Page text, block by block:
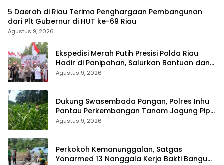
5 Daerah di Riau Terima Penghargaan Pembangunan
dari Plt Gubernur di HUT ke-69 Riau
Agustus 9, 2026
Ekspedisi Merah Putih Presisi Polda Riau
Hadir di Panipahan, Salurkan Bantuan dan
Layanan Kesehatan
Agustus 9, 2026
Dukung Swasembada Pangan, Polres Inhu
Pantau Perkembangan Tanam Jagung Pipil
Agustus 9, 2026
Perkokoh Kemanunggalan, Satgas
Yonarmed 13 Nanggala Kerja Bakti Bangun